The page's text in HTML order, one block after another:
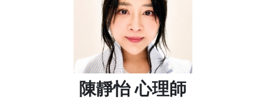
陳靜怡 心理師